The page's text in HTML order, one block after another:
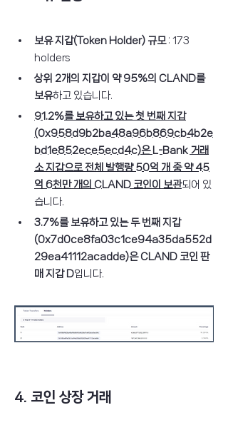
보유 지갑(Token Holder) 규모 : 173
holders
상위 2개의 지갑이 약 95%의 CLAND를
보유하고 있습니다.
91.2%를 보유하고 있는 첫 번째 지갑
(0x958d9b2ba48a96b869cb4b2e
bd1e852ece5ecd4c)은 L-Bank 거래
소 지갑으로 전체 발행량 50억 개 중 약 45
억 6천만 개의 CLAND 코인이 보관되어 있
습니다.
3.7%를 보유하고 있는 두 번째 지갑
(0x7d0ce8fa03c1ce94a35da552d
29ea41112acadde)은 CLAND 코인 판
매 지갑 D입니다.
4. 코인 상장 거래